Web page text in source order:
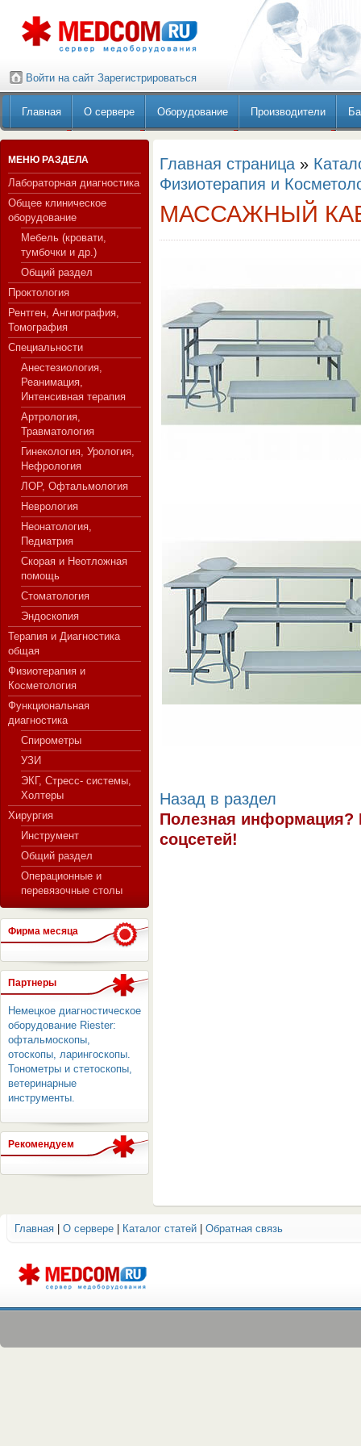
СЕРВЕР МЕДИЦИНСКОГО
ОБОРУДОВАНИЯ МЕДКОМ
Войти на сайт Зарегистрироваться
Главная О сервере Оборудование Производители
МЕНЮ РАЗДЕЛА
Лабораторная диагностика
Общее клиническое
оборудование
Мебель (кровати,
тумбочки и др.)
Общий раздел
Проктология
Рентген, Ангиография,
Томография
Специальности
Анестезиология,
Реанимация,
Интенсивная терапия
Артрология,
Травматология
Гинекология, Урология,
Нефрология
ЛОР, Офтальмология
Неврология
Неонатология,
Педиатрия
Скорая и Неотложная
помощь
Стоматология
Эндоскопия
Терапия и Диагностика
общая
Физиотерапия и
Косметология
Функциональная
диагностика
Спирометры
УЗИ
ЭКГ, Стресс- системы,
Холтеры
Хирургия
Инструмент
Общий раздел
Операционные и
перевязочные столы
Фирма месяца
Партнеры
Немецкое диагностическое
оборудование Riester:
офтальмоскопы,
отоскопы, ларингоскопы.
Тонометры и стетоскопы,
ветеринарные
инструменты.
Рекомендуем
Главная страница »
Физиотерапия и
МАССАЖНЫЙ
Назад в раздел
Полезная информация?
соцсетей!
Главная О сервере Каталог статей Обратная связь